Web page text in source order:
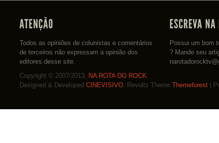
Todos as opiniões de colunistas e comentários
de terceiros não expressam a opinião dos
editores desse site.
Possui um bom
? Mande seu
Copyright © 2007/2013, NA ROTA DO ROCK
Designed & Developed CINEVISIVO. Revoltz Theme Themeforest |